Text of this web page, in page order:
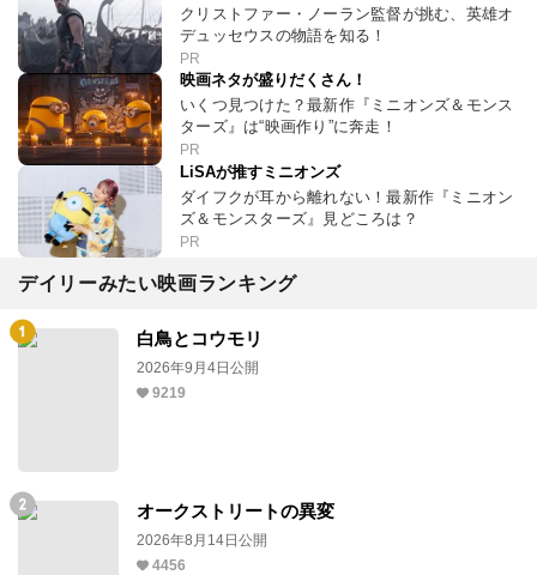
クリストファー・ノーラン監督が挑む、英雄オ
デュッセウスの物語を知る！
PR
映画ネタが盛りだくさん！
いくつ見つけた？最新作『ミニオンズ＆モンス
ターズ』は“映画作り”に奔走！
PR
LiSAが推すミニオンズ
ダイフクが耳から離れない！最新作『ミニオン
ズ＆モンスターズ』見どころは？
PR
デイリーみたい映画ランキング
白鳥とコウモリ
2026年9月4日公開
9219
オークストリートの異変
2026年8月14日公開
4456